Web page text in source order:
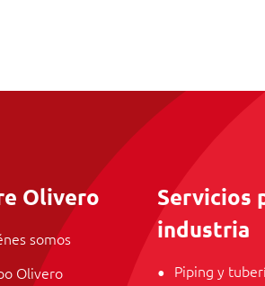
Olivero
somos
Olivero
Servicios
industria
Piping y